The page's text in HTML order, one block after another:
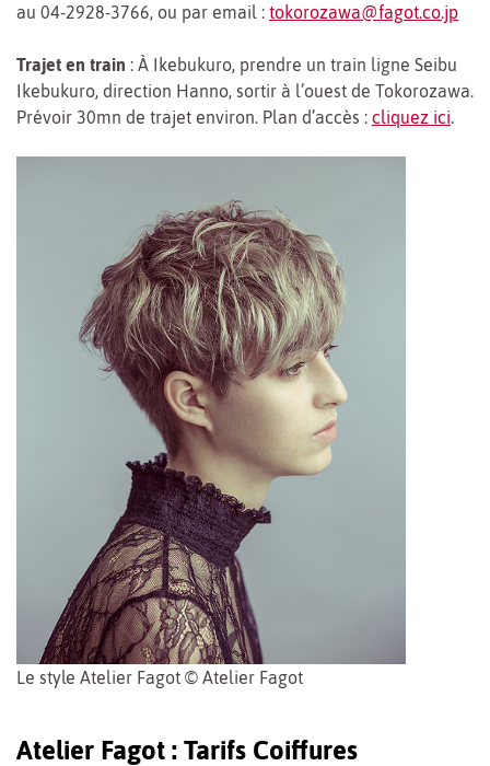
au 04-2928-3766, ou par email : tokorozawa@fagot.co.jp
Trajet en train : À Ikebukuro, prendre un train ligne Seibu
Ikebukuro, direction Hanno, sortir à l’ouest de Tokorozawa.
Prévoir 30mn de trajet environ. Plan d’accès : cliquez ici.
Le style Atelier Fagot © Atelier Fagot
Atelier Fagot : Tarifs Coiffures